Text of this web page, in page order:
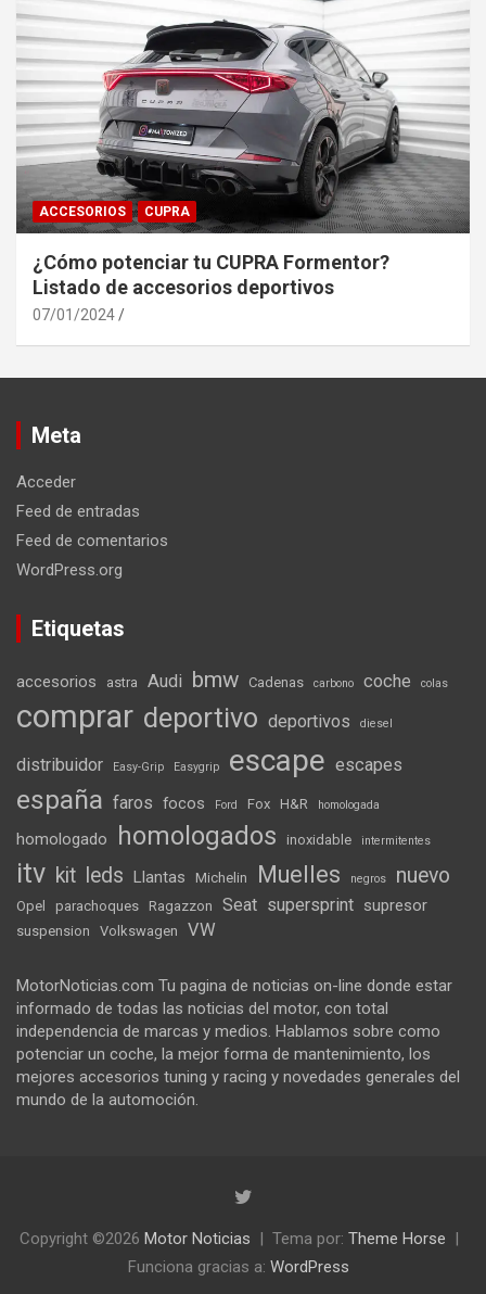
ACCESORIOS CUPRA
¿Cómo potenciar tu CUPRA Formentor?
Listado de accesorios deportivos
07/01/2024
Meta
Acceder
Feed de entradas
Feed de comentarios
WordPress.org
Etiquetas
accesorios astra Audi bmw Cadenas carbono coche colas
comprar deportivo deportivos diesel
distribuidor Easy-Grip Easygrip escape escapes
españa faros focos Ford Fox H&R homologada
homologado homologados inoxidable intermitentes
itv kit leds Llantas Michelin Muelles negros nuevo
Opel parachoques Ragazzon Seat supersprint supresor
suspension Volkswagen VW
MotorNoticias.com Tu pagina de noticias on-line donde estar
informado de todas las noticias del motor, con total
independencia de marcas y medios. Hablamos sobre como
potenciar un coche, la mejor forma de mantenimiento, los
mejores accesorios tuning y racing y novedades generales del
mundo de la automoción.
Copyright ©2026 Motor Noticias Tema por: Theme Horse
Funciona gracias a: WordPress